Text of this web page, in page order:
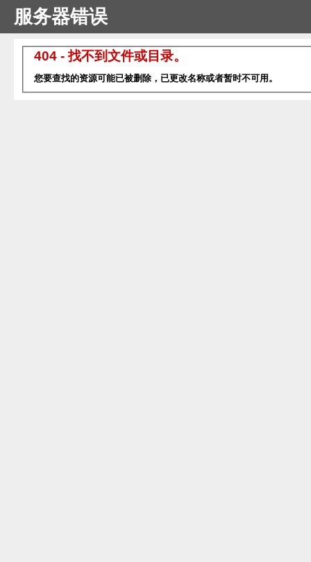
服务器错误
404 - 找不到文件或目录。
您要查找的资源可能已被删除，已更改名称或者暂时不可用。